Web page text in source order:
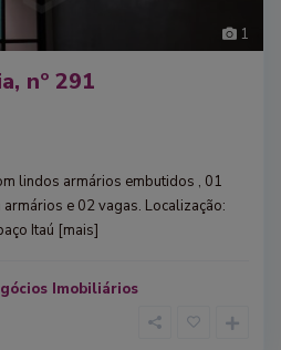
1
nº 291
lindos armários embutidos , 01
e 02 vagas. Localização:
Itaú [mais]
Imobiliários